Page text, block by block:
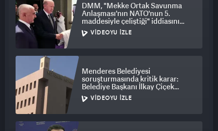
DMM, "Mekke Ortak Savunma
Anlaşması'nın NATO'nun 5.
maddesiyle çeliştiği" iddiasını
yalanladı
VIDEOYU İZLE
Menderes Belediyesi
soruşturmasında kritik karar:
Belediye Başkanı İlkay Çiçek
tutuklandı
VIDEOYU İZLE